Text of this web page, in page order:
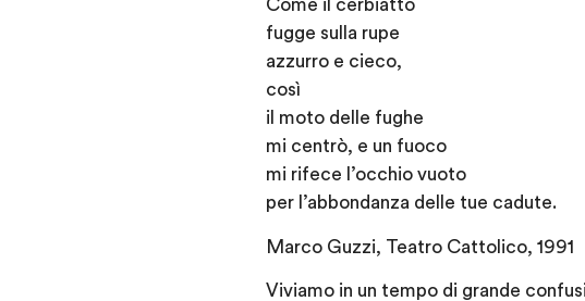
Come il cerbiatto
fugge sulla rupe
azzurro e cieco,
così
il moto delle fughe
mi centrò, e un fuoco
mi rifece l’occhio vuoto
per l’abbondanza delle tue cadute.
Marco Guzzi, Teatro Cattolico, 1991
Viviamo in un tempo di grande